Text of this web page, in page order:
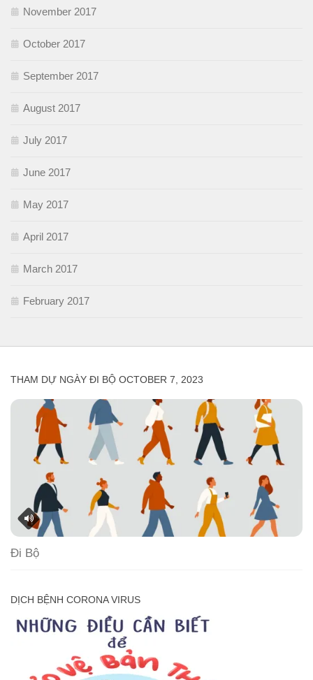
November 2017
October 2017
September 2017
August 2017
July 2017
June 2017
May 2017
April 2017
March 2017
February 2017
THAM DỰ NGÀY ĐI BỘ OCTOBER 7, 2023
Đi Bộ
DỊCH BỆNH CORONA VIRUS